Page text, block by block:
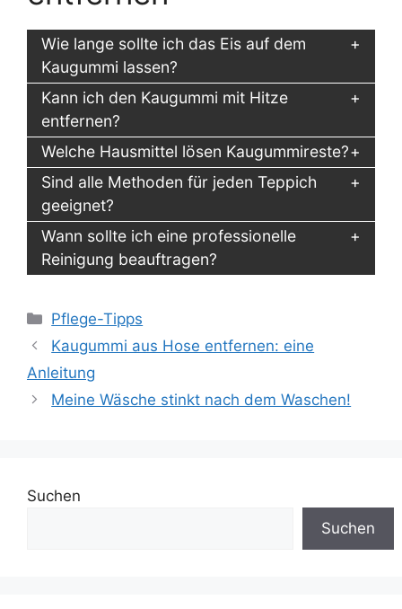
Wie lange sollte ich das Eis auf dem
Kaugummi lassen?
Kann ich den Kaugummi mit Hitze
entfernen?
Welche Hausmittel lösen Kaugummireste?
Sind alle Methoden für jeden Teppich
geeignet?
Wann sollte ich eine professionelle
Reinigung beauftragen?
Kategorien
Pflege-Tipps
Kaugummi aus Hose entfernen: eine
Anleitung
Meine Wäsche stinkt nach dem Waschen!
Suchen
Suchen